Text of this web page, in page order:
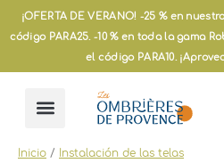
¡OFERTA DE VERANO! -25 % en
código PARA25. -10 % en toda la gama
el código PARA10.
Inicio / Instalación de las telas